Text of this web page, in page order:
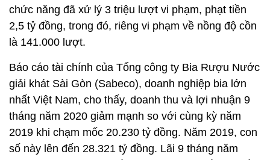
chức năng đã xử lý 3 triệu lượt vi phạm, phạt tiền
2,5 tỷ đồng, trong đó, riêng vi phạm về nồng độ cồn
là 141.000 lượt.
Báo cáo tài chính của Tổng công ty Bia Rượu Nước
giải khát Sài Gòn (Sabeco), doanh nghiệp bia lớn
nhất Việt Nam, cho thấy, doanh thu và lợi nhuận 9
tháng năm 2020 giảm mạnh so với cùng kỳ năm
2019 khi chạm mốc 20.230 tỷ đồng. Năm 2019, con
số này lên đến 28.321 tỷ đồng. Lãi 9 tháng năm